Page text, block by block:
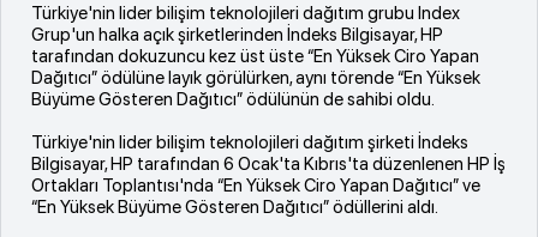
Türkiye'nin lider bilişim teknolojileri dağıtım grubu Index
Grup'un halka açık şirketlerinden İndeks Bilgisayar, HP
tarafından dokuzuncu kez üst üste “En Yüksek Ciro Yapan
Dağıtıcı” ödülüne layık görülürken, aynı törende “En Yüksek
Büyüme Gösteren Dağıtıcı” ödülünün de sahibi oldu.
Türkiye'nin lider bilişim teknolojileri dağıtım şirketi İndeks
Bilgisayar, HP tarafından 6 Ocak'ta Kıbrıs'ta düzenlenen HP İş
Ortakları Toplantısı'nda “En Yüksek Ciro Yapan Dağıtıcı” ve
“En Yüksek Büyüme Gösteren Dağıtıcı” ödüllerini aldı.